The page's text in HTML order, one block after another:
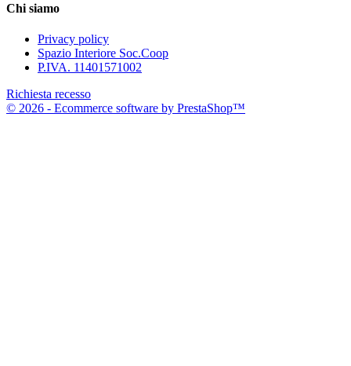
Chi siamo
Privacy policy
Spazio Interiore Soc.Coop
P.IVA. 11401571002
Richiesta recesso
© 2026 - Ecommerce software by PrestaShop™